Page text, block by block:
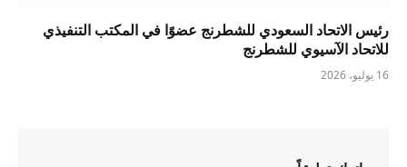
رئيس الاتحاد السعودي للشطرنج عضوًا في المكتب التنفيذي
للاتحاد الآسيوي للشطرنج
16 يوليو، 2026